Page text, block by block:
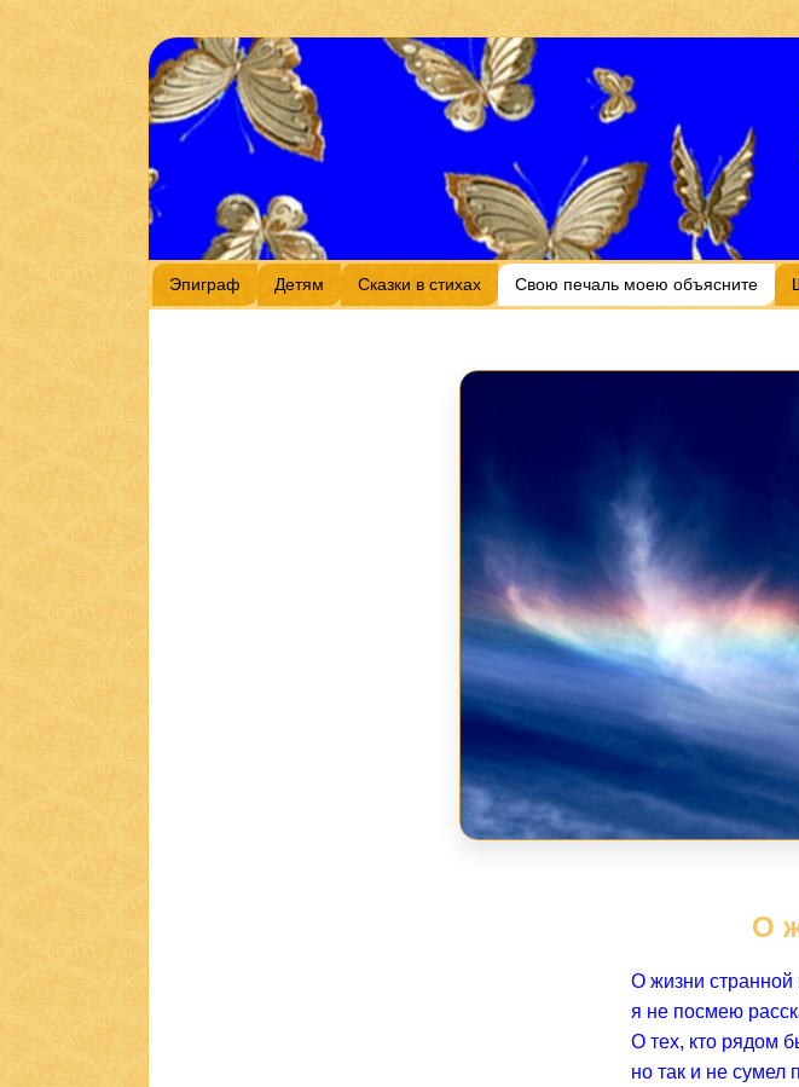
Эпиграф Детям Сказки в стихах Свою печаль моею объясните
О
О жизни странной
я не посмею
О тех, кто рядом
но так и не сумел